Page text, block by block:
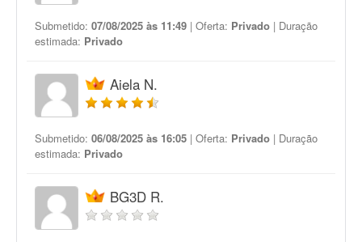
Submetido: 07/08/2025 às 11:49 | Oferta: Privado | Duração
estimada: Privado
Aiela N.
Submetido: 06/08/2025 às 16:05 | Oferta: Privado | Duração
estimada: Privado
BG3D R.